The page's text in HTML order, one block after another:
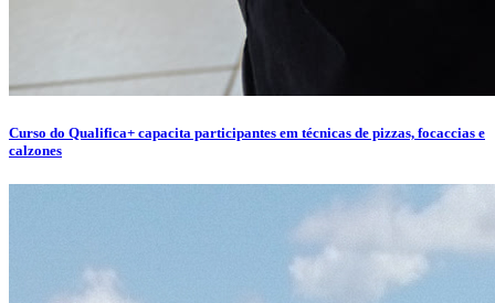
Curso do Qualifica+ capacita participantes em técnicas de pizzas, focaccias e
calzones